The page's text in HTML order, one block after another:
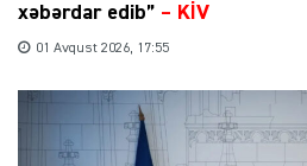
xəbərdar edib” – KİV
01 Avqust 2026, 17:55